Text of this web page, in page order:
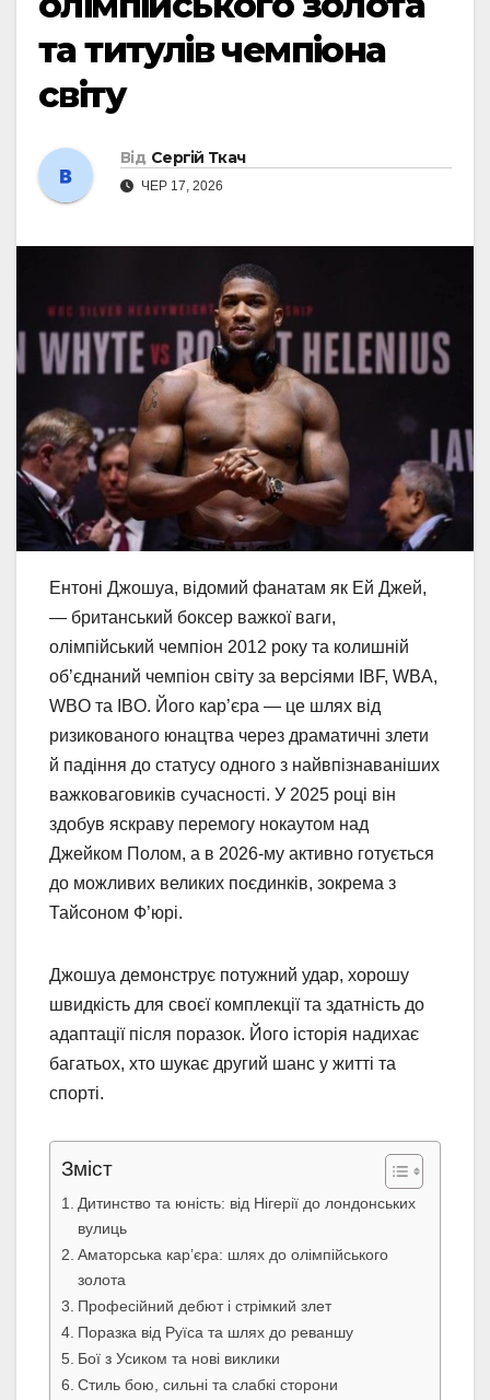
та титулів чемпіона
світу
Від Сергій Ткач
ЧЕР 17, 2026
Ентоні Джошуа, відомий фанатам як Ей Джей,
— британський боксер важкої ваги,
олімпійський чемпіон 2012 року та колишній
об’єднаний чемпіон світу за версіями IBF, WBA,
WBO та IBO. Його кар’єра — це шлях від
ризикованого юнацтва через драматичні злети
й падіння до статусу одного з найвпізнаваніших
важковаговиків сучасності. У 2025 році він
здобув яскраву перемогу нокаутом над
Джейком Полом, а в 2026-му активно готується
до можливих великих поєдинків, зокрема з
Тайсоном Ф’юрі.
Джошуа демонструє потужний удар, хорошу
швидкість для своєї комплекції та здатність до
адаптації після поразок. Його історія надихає
багатьох, хто шукає другий шанс у житті та
спорті.
Зміст
Дитинство та юність: від Нігерії до лондонських
вулиць
Аматорська кар’єра: шлях до олімпійського
золота
Професійний дебют і стрімкий злет
Поразка від Руїса та шлях до реваншу
Бої з Усиком та нові виклики
Стиль бою, сильні та слабкі сторони